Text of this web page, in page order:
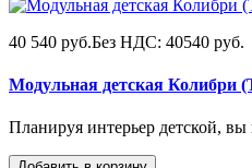
40 540 руб.Без НДС: 40540 руб.
Модульная детская Колибри
Планируя интерьер детской, вы